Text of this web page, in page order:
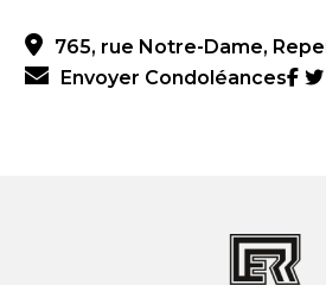
765, rue Notre-Dame,
Envoyer Condoléances